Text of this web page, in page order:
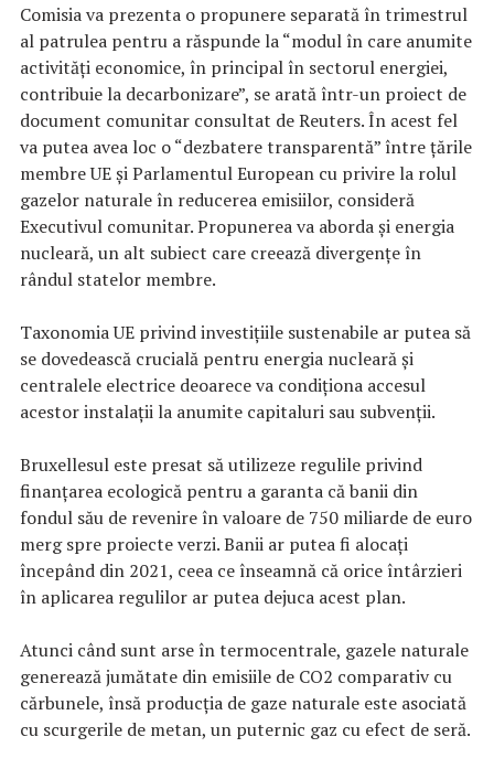
Comisia va prezenta o propunere separată în trimestrul
al patrulea pentru a răspunde la “modul în care anumite
activităţi economice, în principal în sectorul energiei,
contribuie la decarbonizare”, se arată într-un proiect de
document comunitar consultat de Reuters. În acest fel
va putea avea loc o “dezbatere transparentă” între ţările
membre UE şi Parlamentul European cu privire la rolul
gazelor naturale în reducerea emisiilor, consideră
Executivul comunitar. Propunerea va aborda şi energia
nucleară, un alt subiect care creează divergenţe în
rândul statelor membre.
Taxonomia UE privind investiţiile sustenabile ar putea să
se dovedească crucială pentru energia nucleară şi
centralele electrice deoarece va condiţiona accesul
acestor instalaţii la anumite capitaluri sau subvenţii.
Bruxellesul este presat să utilizeze regulile privind
finanţarea ecologică pentru a garanta că banii din
fondul său de revenire în valoare de 750 miliarde de euro
merg spre proiecte verzi. Banii ar putea fi alocaţi
începând din 2021, ceea ce înseamnă că orice întârzieri
în aplicarea regulilor ar putea dejuca acest plan.
Atunci când sunt arse în termocentrale, gazele naturale
generează jumătate din emisiile de CO2 comparativ cu
cărbunele, însă producţia de gaze naturale este asociată
cu scurgerile de metan, un puternic gaz cu efect de seră.